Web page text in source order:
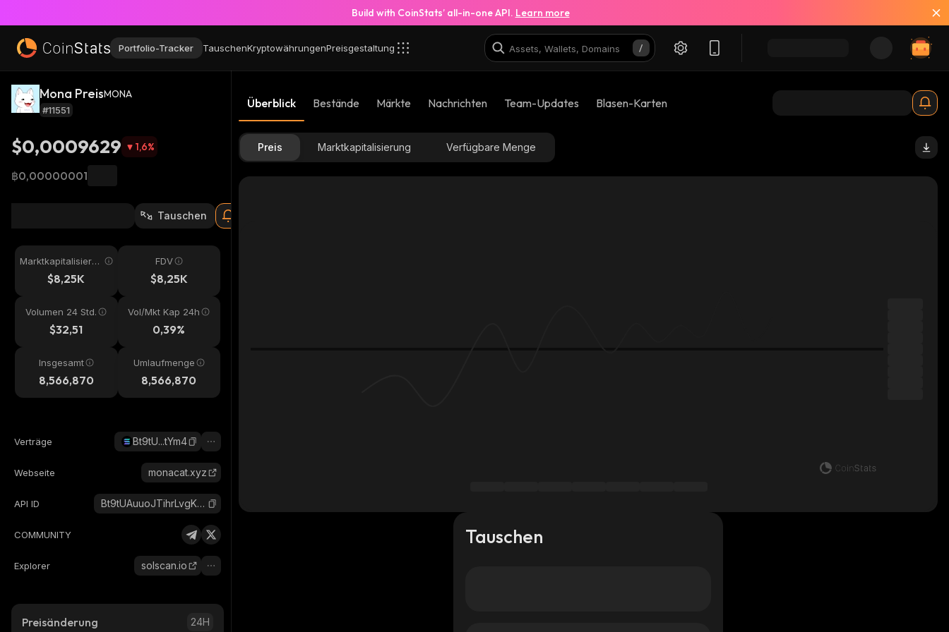
Build with CoinStats’ all-in-one API. Learn more
Portfolio-Tracker TauschenKryptowährungenPreisgestaltung
Mona PreisMONA
#11551
$0,0009629 1,6%
฿0,00000001
Tauschen
Marktkapitalisieru
$8,25K
FDV
$8,25K
Volumen 24 Std.
$32,51
Vol/Mkt Kap 24h
0,39%
Insgesamt
8,566,870
Umlaufmenge
8,566,870
Verträge Bt9tU...tYm4
Webseite monacat.xyz
API ID Bt9tUAuuoJTihrLvgK1kWErBJduaGEeQbF2VhAPHtYm4_solana
COMMUNITY
Explorer solscan.io
Preisänderung 24H
Überblick Bestände Märkte Nachrichten Team-Updates Blasen-Karten
Preis Marktkapitalisierung Verfügbare Menge
Tauschen